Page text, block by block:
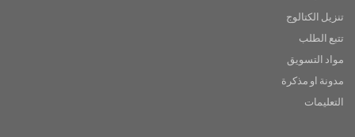
تنزيل الكتالوج
تتبع الطلب
مواد التسويق
مدونة او مذكرة
التعليمات